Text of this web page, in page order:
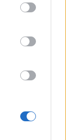
Commenti: 1